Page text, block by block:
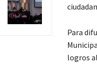
Para
logros